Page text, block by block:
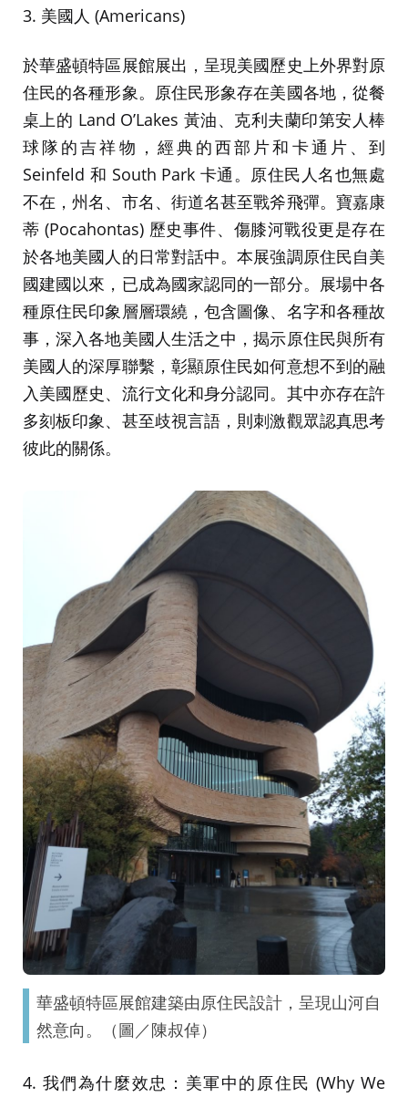
3. 美國人 (Americans)
於華盛頓特區展館展出，呈現美國歷史上外界對原
住民的各種形象。原住民形象存在美國各地，從餐
桌上的 Land O’Lakes 黃油、克利夫蘭印第安人棒
球隊的吉祥物，經典的西部片和卡通片、到
Seinfeld 和 South Park 卡通。原住民人名也無處
不在，州名、市名、街道名甚至戰斧飛彈。寶嘉康
蒂 (Pocahontas) 歷史事件、傷膝河戰役更是存在
於各地美國人的日常對話中。本展強調原住民自美
國建國以來，已成為國家認同的一部分。展場中各
種原住民印象層層環繞，包含圖像、名字和各種故
事，深入各地美國人生活之中，揭示原住民與所有
美國人的深厚聯繫，彰顯原住民如何意想不到的融
入美國歷史、流行文化和身分認同。其中亦存在許
多刻板印象、甚至歧視言語，則刺激觀眾認真思考
彼此的關係。
華盛頓特區展館建築由原住民設計，呈現山河自
然意向。（圖／陳叔倬）
4. 我們為什麼效忠：美軍中的原住民 (Why We